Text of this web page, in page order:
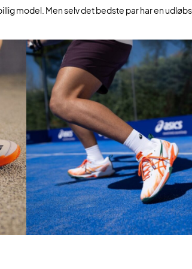
model. Men selv det bedste par har en